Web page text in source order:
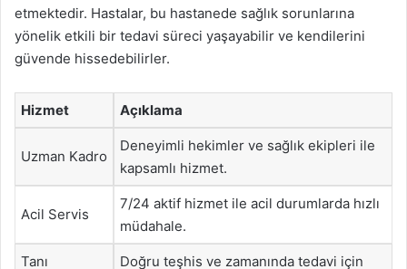
etmektedir. Hastalar, bu hastanede sağlık sorunlarına
yönelik etkili bir tedavi süreci yaşayabilir ve kendilerini
güvende hissedebilirler.
Hizmet Açıklama
Uzman Kadro
Deneyimli hekimler ve sağlık ekipleri ile
kapsamlı hizmet.
Acil Servis
7/24 aktif hizmet ile acil durumlarda hızlı
müdahale.
Tanı
Doğru teşhis ve zamanında tedavi için